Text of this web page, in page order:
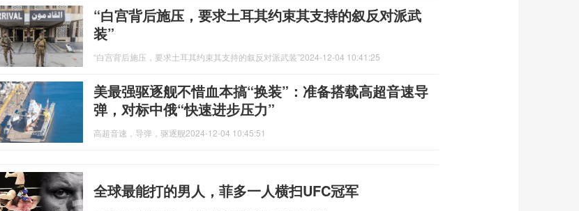
“白宫背后施压，要求土耳其约束其支持的叙反对派武
装”
“白宫背后施压，要求土耳其约束其支持的叙反对派武装”2024-12-04 10:41:25
美最强驱逐舰不惜血本搞“换装”：准备搭载高超音速导
弹，对标中俄“快速进步压力”
高超音速，导弹，驱逐舰2024-12-04 10:45:51
全球最能打的男人，菲多一人横扫UFC冠军